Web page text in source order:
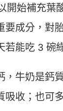
開始補充葉
成分，對
能吃 3 碗
，牛奶是鈣
收；也可